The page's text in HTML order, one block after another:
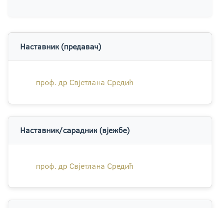
Наставник (предавач)
проф. др Свјетлана Средић
Наставник/сарадник (вјежбе)
проф. др Свјетлана Средић